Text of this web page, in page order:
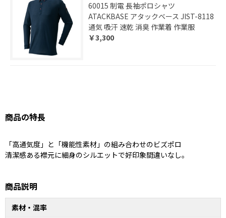
60015 制電 長袖ポロシャツ
ATACKBASE アタックベース JIST-8118
通気 吸汗 速乾 消臭 作業着 作業服
￥3,300
商品の特長
「高通気度」と「機能性素材」の組み合わせのビズポロ
清潔感ある襟元に細身のシルエットで好印象間違いなし。
商品説明
素材・混率